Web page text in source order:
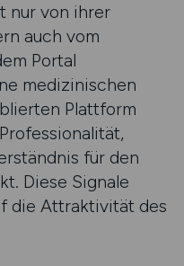
nur von ihrer
auch vom
Portal
medizinischen
Plattform
für den
Diese Signale
die Attraktivität des